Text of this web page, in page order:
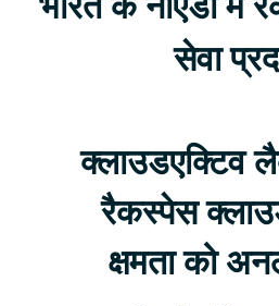
सेवा
क्लाउडएक्टिव
रैकस्पेस
क्षमता को